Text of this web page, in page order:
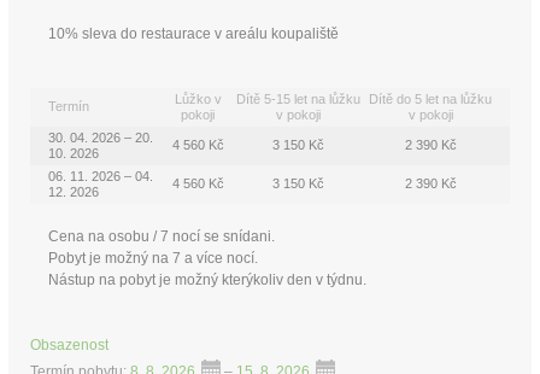
10% sleva do restaurace v areálu koupaliště
Termín
Lůžko v
pokoji
Dítě 5-15 let na lůžku
v pokoji
Dítě do 5 let na lůžku
v pokoji
30. 04. 2026 – 20.
10. 2026
4 560 Kč 3 150 Kč 2 390 Kč
06. 11. 2026 – 04.
12. 2026
4 560 Kč 3 150 Kč 2 390 Kč
Cena na osobu / 7 nocí se snídani.
Pobyt je možný na 7 a více nocí.
Nástup na pobyt je možný kterýkoliv den v týdnu.
Obsazenost